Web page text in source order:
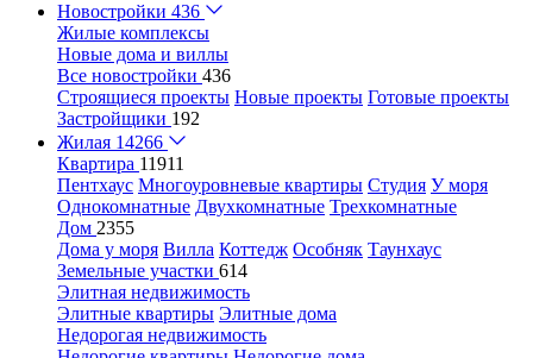
Новостройки 436
Жилые комплексы
Новые дома и виллы
Все новостройки 436
Строящиеся проекты Новые проекты Готовые проекты
Застройщики 192
Жилая 14266
Квартира 11911
Пентхаус Многоуровневые квартиры Студия У моря
Однокомнатные Двухкомнатные Трехкомнатные
Дом 2355
Дома у моря Вилла Коттедж Особняк Таунхаус
Земельные участки 614
Элитная недвижимость
Элитные квартиры Элитные дома
Недорогая недвижимость